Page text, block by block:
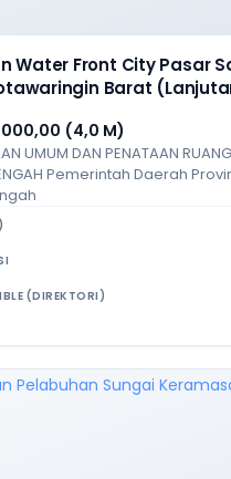
Water Front City Pasar
Barat
(4,0 M)
UMUM DAN PENATAAN
Pemerintah Daerah
(DIREKTORI)